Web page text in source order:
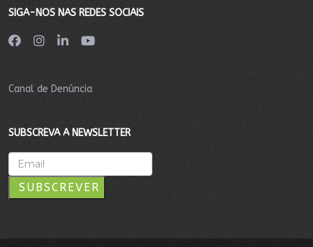
SIGA-NOS NAS REDES SOCIAIS
Canal de Denúncia
SUBSCREVA A NEWSLETTER
SUBSCREVER